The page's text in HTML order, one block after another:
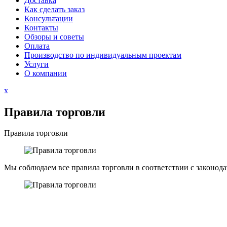
Как сделать заказ
Консультации
Контакты
Обзоры и советы
Оплата
Производство по индивидуальным проектам
Услуги
О компании
xClose
Правила торговли
Правила торговли
Мы соблюдаем все правила торговли в соответствии с